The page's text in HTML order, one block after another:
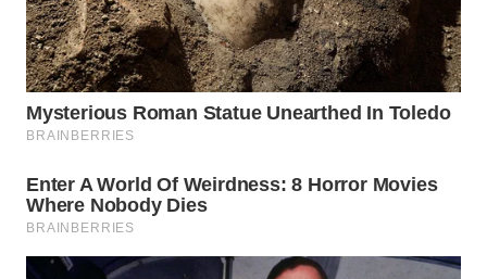
WN
SEMARANG
WN
SOLO
WN
BOROBUDUR
WN